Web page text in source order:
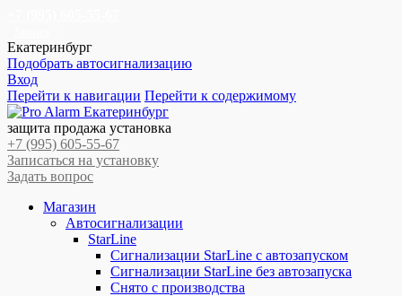
Екатеринбург
Подобрать автосигнализацию
Вход
Перейти к навигации Перейти к содержимому
защита продажа установка
+7 (995) 605-55-67
Записаться на установку
Задать вопрос
Магазин
Автосигнализации
StarLine
Сигнализации StarLine с автозапуском
Сигнализации StarLine без автозапуска
Снято с производства